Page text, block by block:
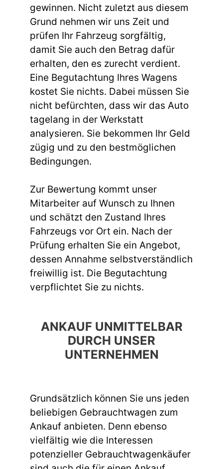
gewinnen. Nicht zuletzt aus diesem
Grund nehmen wir uns Zeit und
prüfen Ihr Fahrzeug sorgfältig,
damit Sie auch den Betrag dafür
erhalten, den es zurecht verdient.
Eine Begutachtung Ihres Wagens
kostet Sie nichts. Dabei müssen Sie
nicht befürchten, dass wir das Auto
tagelang in der Werkstatt
analysieren. Sie bekommen Ihr Geld
zügig und zu den bestmöglichen
Bedingungen.
Zur Bewertung kommt unser
Mitarbeiter auf Wunsch zu Ihnen
und schätzt den Zustand Ihres
Fahrzeugs vor Ort ein. Nach der
Prüfung erhalten Sie ein Angebot,
dessen Annahme selbstverständlich
freiwillig ist. Die Begutachtung
verpflichtet Sie zu nichts.
ANKAUF UNMITTELBAR
DURCH UNSER
UNTERNEHMEN
Grundsätzlich können Sie uns jeden
beliebigen Gebrauchtwagen zum
Ankauf anbieten. Denn ebenso
vielfältig wie die Interessen
potenzieller Gebrauchtwagenkäufer